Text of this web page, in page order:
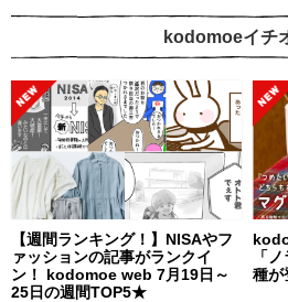
kodomoeイチ
【週間ランキング！】NISAやフ
ァッションの記事がランクイ
ン！ kodomoe web 7月19日～
25日の週間TOP5★
「
種が